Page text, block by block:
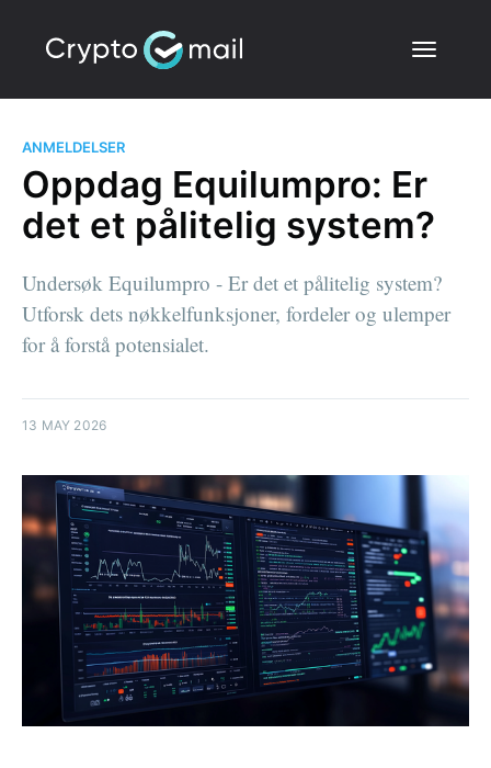
ANMELDELSER
Oppdag Equilumpro: Er
det et pålitelig system?
Undersøk Equilumpro - Er det et pålitelig system?
Utforsk dets nøkkelfunksjoner, fordeler og ulemper
for å forstå potensialet.
13 MAY 2026